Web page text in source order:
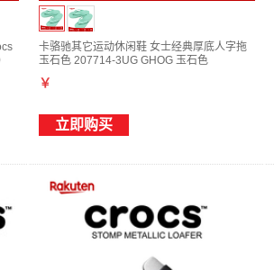
卡骆驰其它运动休闲鞋 女士经典厚底人字拖
玉石色 207714-3UG GHOG 玉石色
￥
立即购买